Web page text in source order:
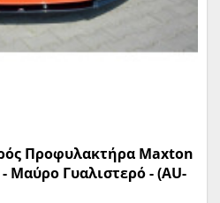
Προφυλακτήρα Maxton
- Μαύρο Γυαλιστερό - (AU-